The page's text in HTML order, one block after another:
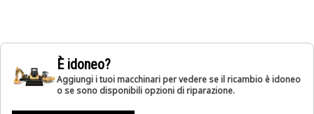
È idoneo?
Aggiungi i tuoi macchinari per vedere se il ricambio è idoneo
o se sono disponibili opzioni di riparazione.